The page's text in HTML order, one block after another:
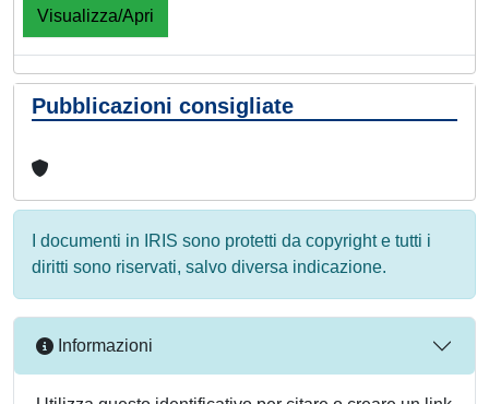
Visualizza/Apri
Pubblicazioni consigliate
I documenti in IRIS sono protetti da copyright e tutti i
diritti sono riservati, salvo diversa indicazione.
Informazioni